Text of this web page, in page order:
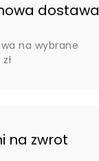
dostawa
na wybrane
na zwrot